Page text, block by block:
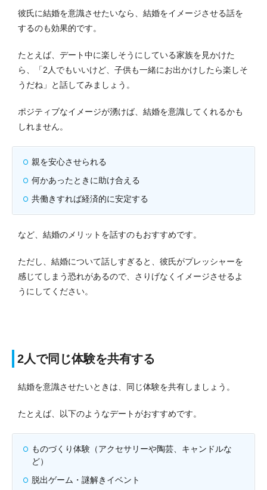
彼氏に結婚を意識させたいなら、結婚をイメージさせる話を
するのも効果的です。
たとえば、デート中に楽しそうにしている家族を見かけた
ら、「2人でもいいけど、子供も一緒にお出かけしたら楽しそ
うだね」と話してみましょう。
ポジティブなイメージが湧けば、結婚を意識してくれるかも
しれません。
親を安心させられる
何かあったときに助け合える
共働きすれば経済的に安定する
など、結婚のメリットを話すのもおすすめです。
ただし、結婚について話しすぎると、彼氏がプレッシャーを
感じてしまう恐れがあるので、さりげなくイメージさせるよ
うにしてください。
2人で同じ体験を共有する
結婚を意識させたいときは、同じ体験を共有しましょう。
たとえば、以下のようなデートがおすすめです。
ものづくり体験（アクセサリーや陶芸、キャンドルな
ど）
脱出ゲーム・謎解きイベント